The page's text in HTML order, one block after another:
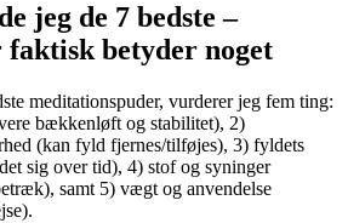
jeg de 7 bedste –
betyder noget
meditationspuder, vurderer jeg fem ting:
bækkenløft og stabilitet), 2)
(kan fyld fjernes/tilføjes), 3) fyldets
sig over tid), 4) stof og syninger
samt 5) vægt og anvendelse